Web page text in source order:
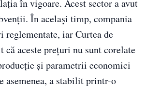
în vigoare. Acest sector a avut
În acelaşi timp, compania
iar Curtea de
aceste preţuri nu sunt corelate
şi parametrii economici
asemenea, a stabilit printr-o